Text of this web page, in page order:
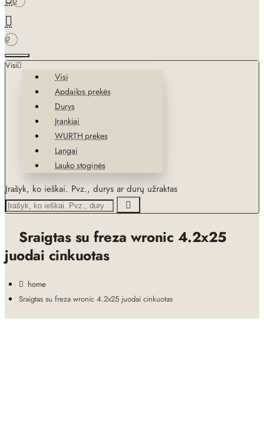
0
Visi
Visi
Apdailos prekės
Durys
Įrankiai
WURTH prekes
Langai
Lauko stoginės
Įrašyk, ko ieškai. Pvz., durys ar durų užraktas
Sraigtas su freza wronic 4.2x25
juodai cinkuotas
home
Sraigtas su freza wronic 4.2x25 juodai cinkuotas